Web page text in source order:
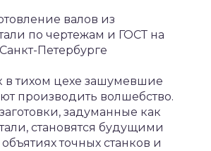
в тихом цехе зашумевшие
производить волшебство.
задуманные как
становятся будущими
точных станков и